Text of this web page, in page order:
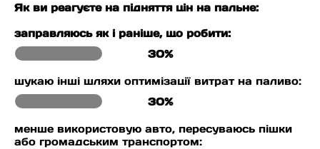
Як ви реагуєте на підняття цін на пальне:
заправляюсь як і раніше, що робити:
30%
шукаю інші шляхи оптимізації витрат на паливо:
30%
менше використовую авто, пересуваюсь пішки
або громадським транспортом: